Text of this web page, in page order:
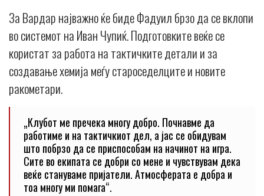
За Вардар најважно ќе биде Фадуил брзо да се вклопи
во системот на Иван Чупиќ. Подготовките веќе се
користат за работа на тактичките детали и за
создавање хемија меѓу староседелците и новите
ракометари.
„Клубот ме пречека многу добро. Почнавме да
работиме и на тактичкиот дел, а јас се обидувам
што побрзо да се приспособам на начинот на игра.
Сите во екипата се добри со мене и чувствувам дека
веќе стануваме пријатели. Атмосферата е добра и
тоа многу ми помага“.